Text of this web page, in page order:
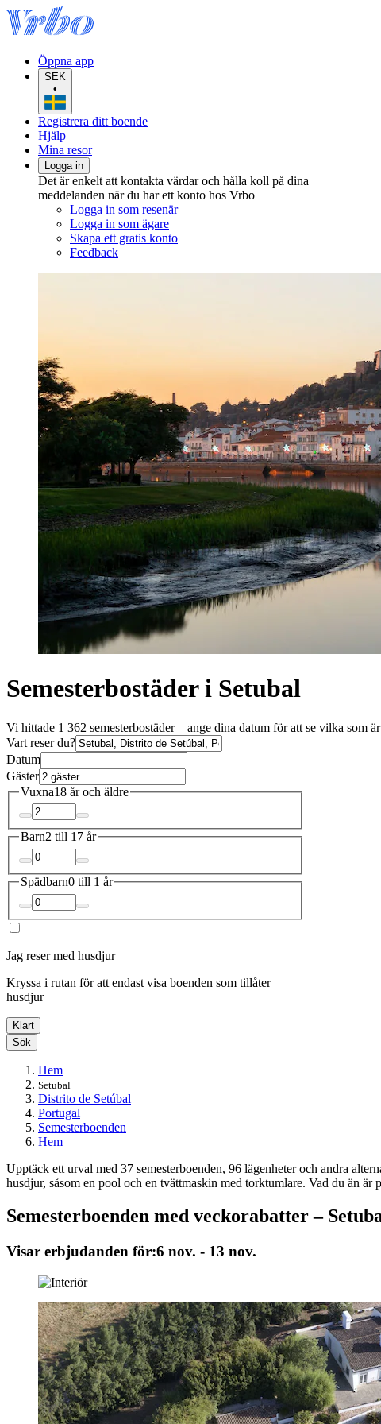
Öppna app
SEK
•
Registrera ditt boende
Hjälp
Mina resor
Logga in
Det är enkelt att kontakta värdar och hålla koll på dina
meddelanden när du har ett konto hos Vrbo
Logga in som resenär
Logga in som ägare
Skapa ett gratis konto
Feedback
Semesterbostäder i Setubal
Vi hittade 1 362 semesterbostäder – ange dina datum för att se vilka som
Vart reser du?
Datum
Gäster
Vuxna18 år och äldre
Barn2 till 17 år
Spädbarn0 till 1 år
Jag reser med husdjur
Kryssa i rutan för att endast visa boenden som tillåter
husdjur
Klart
Sök
Hem
Setubal
Distrito de Setúbal
Portugal
Semesterboenden
Hem
Upptäck ett urval med 37 semesterboenden, 96 lägenheter och andra
husdjur, såsom en pool och en tvättmaskin med torktumlare. Vad du än
Semesterboenden med veckorabatter –
Visar erbjudanden för:6 nov. - 13 nov.